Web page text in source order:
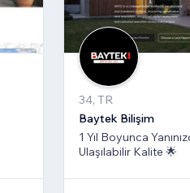
34, TR
Baytek Bilişim
1 Yıl Boyunca
Ulaşılabilir Kalite 🌟